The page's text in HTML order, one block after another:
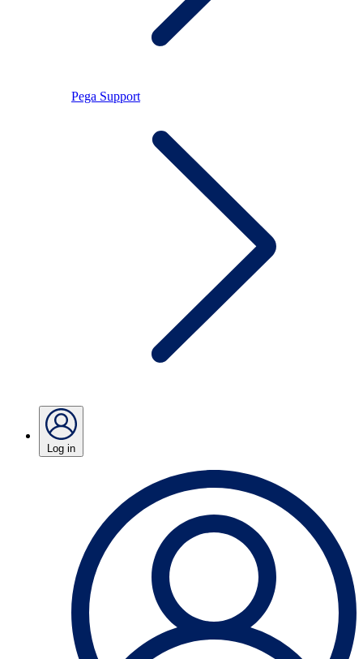
Pega Support
Log in